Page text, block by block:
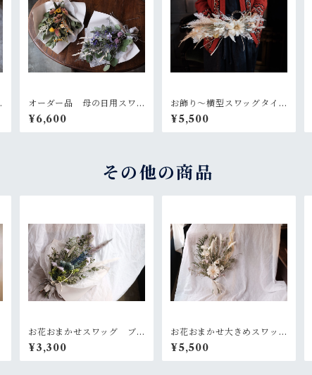
オーダー品 母の日用スワ
ッグ2個セット
¥6,600
お飾り〜横型スワッグタイ
プb
¥5,500
その他の商品
お花おまかせスワッグ ブ
ルー×グリーン系
¥3,300
お花おまかせ大きめスワッ
グ 白×グリーン系
¥5,500